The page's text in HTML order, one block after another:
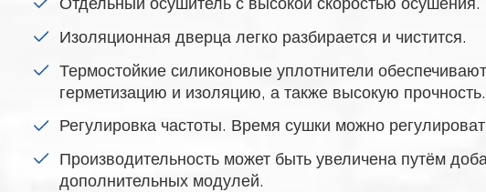
Изоляционная дверца легко разбирается и чистится.
Термостойкие силиконовые уплотнители
герметизацию и изоляцию, а также высокую прочность.
Регулировка частоты. Время сушки можно
Производительность может быть увеличена путём
дополнительных модулей.